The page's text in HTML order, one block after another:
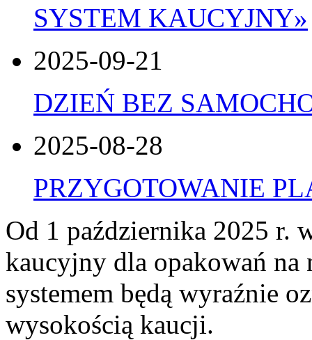
SYSTEM KAUCYJNY»
2025-09-21
DZIEŃ BEZ
2025-08-28
PRZYGOTOWANIE
Od 1 października 2025 r.
kaucyjny dla opakowań na
systemem będą wyraźnie
wysokością kaucji.